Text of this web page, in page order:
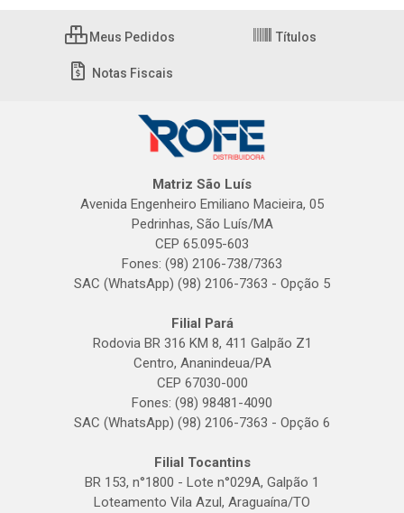
Meus Pedidos Títulos
Notas Fiscais
Matriz São Luís
Avenida Engenheiro Emiliano Macieira, 05
Pedrinhas, São Luís/MA
CEP 65.095-603
Fones: (98) 2106-738/7363
SAC (WhatsApp) (98) 2106-7363 - Opção 5
Filial Pará
Rodovia BR 316 KM 8, 411 Galpão Z1
Centro, Ananindeua/PA
CEP 67030-000
Fones: (98) 98481-4090
SAC (WhatsApp) (98) 2106-7363 - Opção 6
Filial Tocantins
BR 153, n°1800 - Lote n°029A, Galpão 1
Loteamento Vila Azul, Araguaína/TO